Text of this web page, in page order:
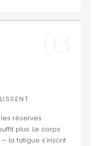
réserves
plus. Le corps
la fatigue s'inscrit